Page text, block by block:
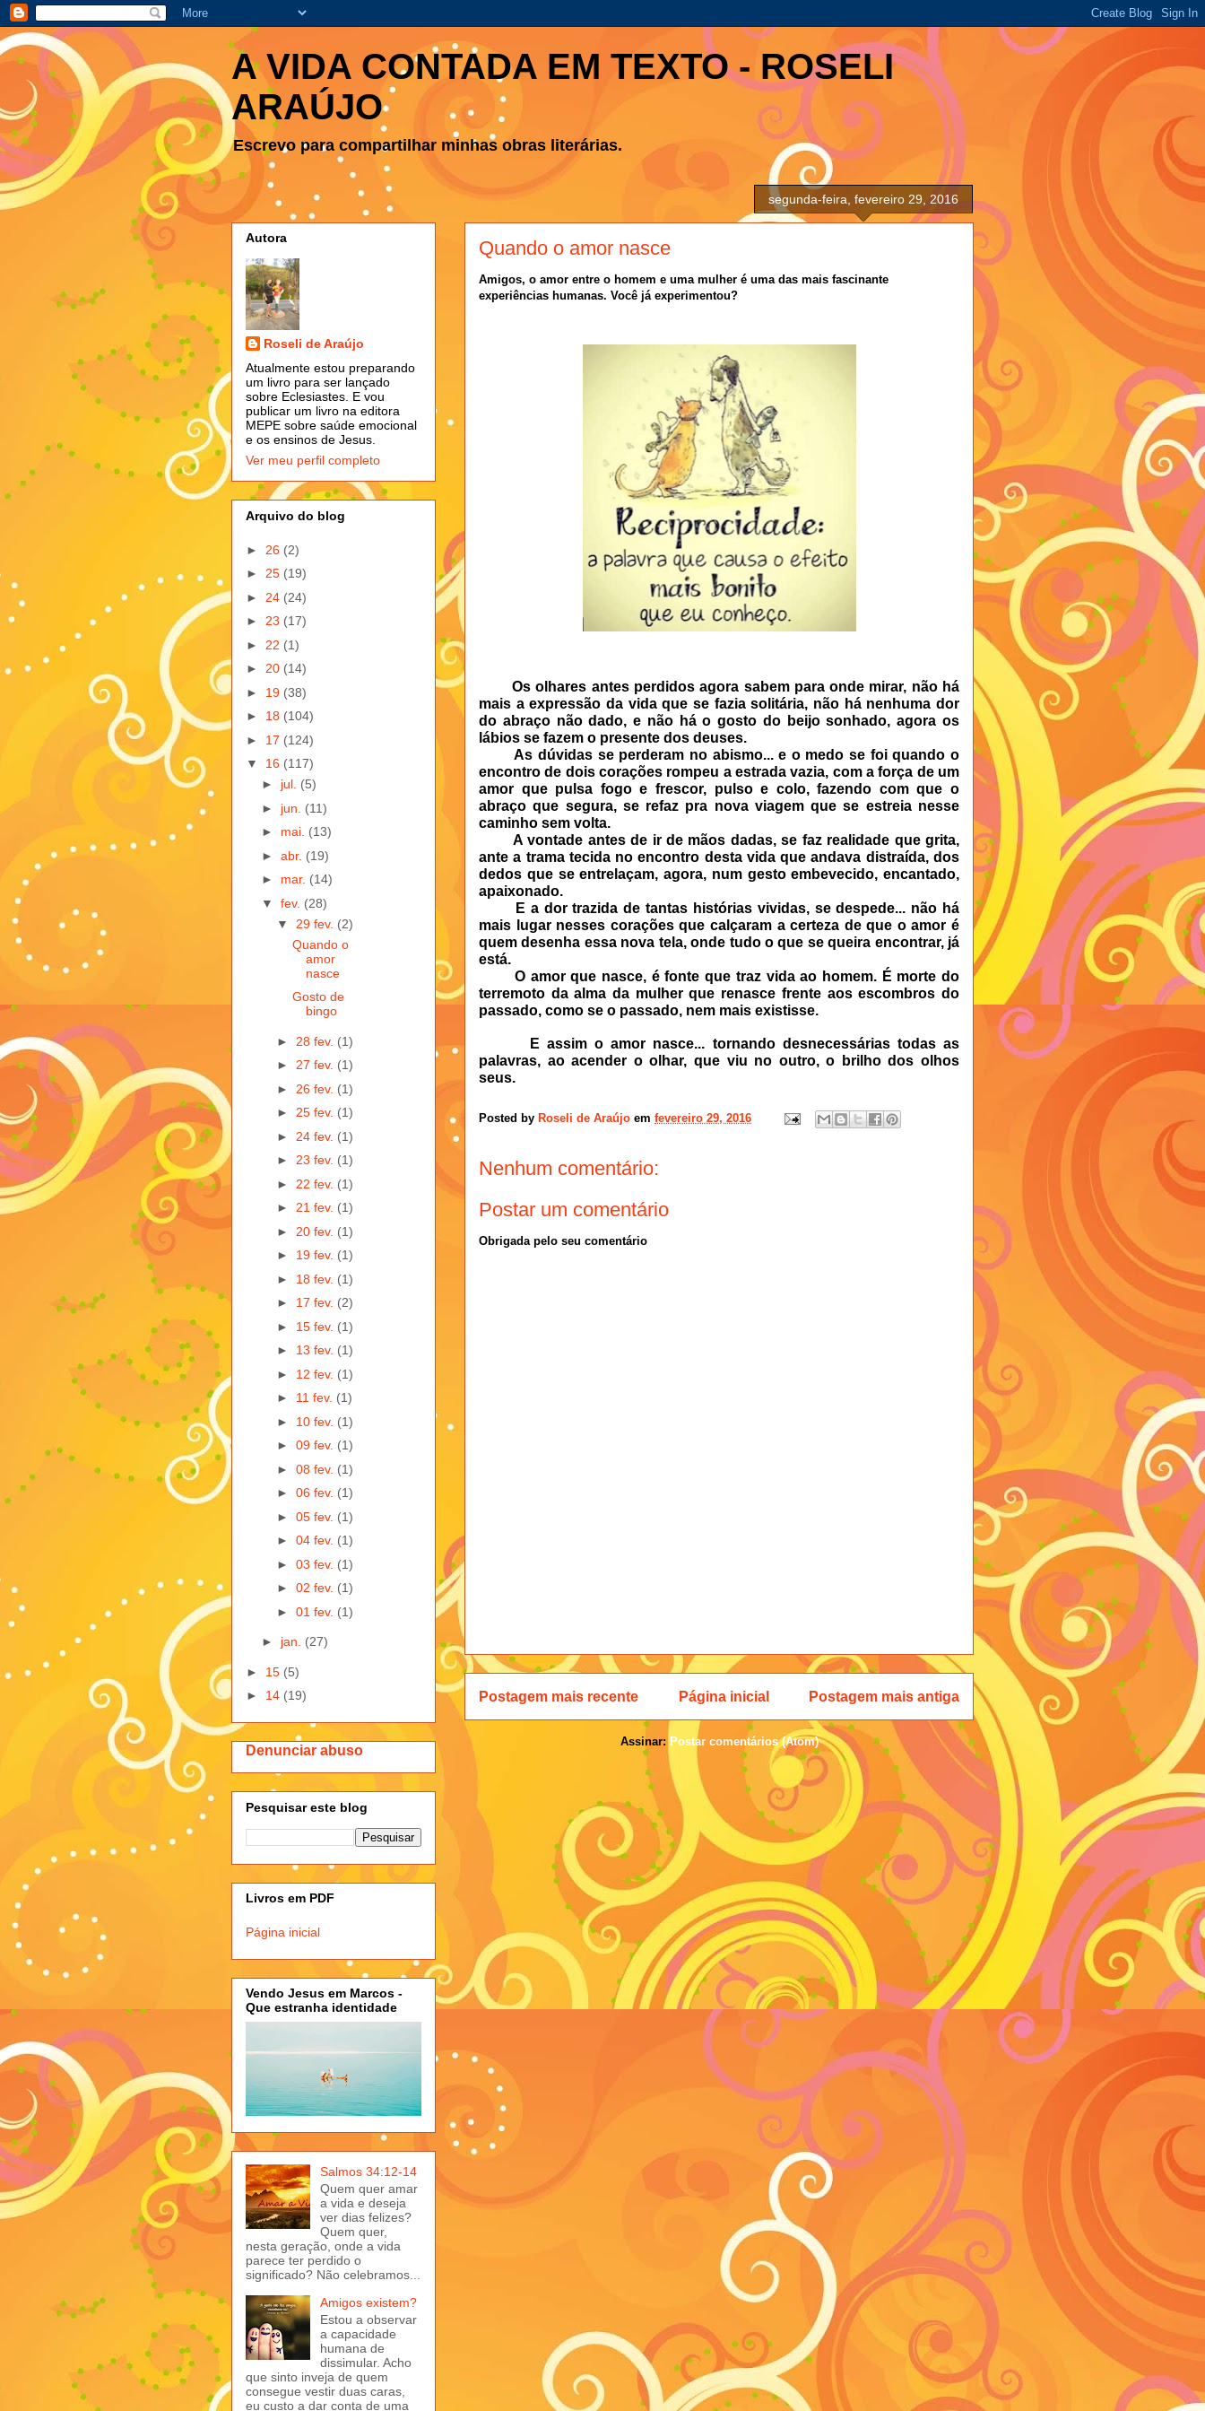
A VIDA CONTADA EM TEXTO - ROSELI
ARAÚJO
Escrevo para compartilhar minhas obras literárias.
segunda-feira, fevereiro 29, 2016
Quando o amor nasce
Amigos, o amor entre o homem e uma mulher é uma das mais fascinante
experiências humanas. Você já experimentou?
Os olhares antes perdidos agora sabem para onde mirar, não há
mais a expressão da vida que se fazia solitária, não há nenhuma dor
do abraço não dado, e não há o gosto do beijo sonhado, agora os
lábios se fazem o presente dos deuses.
As dúvidas se perderam no abismo... e o medo se foi quando o
encontro de dois corações rompeu a estrada vazia, com a força de um
amor que pulsa fogo e frescor, pulso e colo, fazendo com que o
abraço que segura, se refaz pra nova viagem que se estreia nesse
caminho sem volta.
A vontade antes de ir de mãos dadas, se faz realidade que grita,
ante a trama tecida no encontro desta vida que andava distraída, dos
dedos que se entrelaçam, agora, num gesto embevecido, encantado,
apaixonado.
E a dor trazida de tantas histórias vividas, se despede... não há
mais lugar nesses corações que calçaram a certeza de que o amor é
quem desenha essa nova tela, onde tudo o que se queira encontrar, já
está.
O amor que nasce, é fonte que traz vida ao homem. É morte do
terremoto da alma da mulher que renasce frente aos escombros do
passado, como se o passado, nem mais existisse.
E assim o amor nasce... tornando desnecessárias todas as
palavras, ao acender o olhar, que viu no outro, o brilho dos olhos
seus.
Posted by Roseli de Araújo em fevereiro 29, 2016
Nenhum comentário:
Postar um comentário
Obrigada pelo seu comentário
Postagem mais recente Postagem mais antiga
Página inicial
Assinar: Postar comentários (Atom)
Autora
Roseli de Araújo
Atualmente estou preparando
um livro para ser lançado
sobre Eclesiastes. E vou
publicar um livro na editora
MEPE sobre saúde emocional
e os ensinos de Jesus.
Ver meu perfil completo
Arquivo do blog
► 26 (2)
► 25 (19)
► 24 (24)
► 23 (17)
► 22 (1)
► 20 (14)
► 19 (38)
► 18 (104)
► 17 (124)
▼ 16 (117)
► jul. (5)
► jun. (11)
► mai. (13)
► abr. (19)
► mar. (14)
▼ fev. (28)
▼ 29 fev. (2)
Quando o
amor
nasce
Gosto de
bingo
► 28 fev. (1)
► 27 fev. (1)
► 26 fev. (1)
► 25 fev. (1)
► 24 fev. (1)
► 23 fev. (1)
► 22 fev. (1)
► 21 fev. (1)
► 20 fev. (1)
► 19 fev. (1)
► 18 fev. (1)
► 17 fev. (2)
► 15 fev. (1)
► 13 fev. (1)
► 12 fev. (1)
► 11 fev. (1)
► 10 fev. (1)
► 09 fev. (1)
► 08 fev. (1)
► 06 fev. (1)
► 05 fev. (1)
► 04 fev. (1)
► 03 fev. (1)
► 02 fev. (1)
► 01 fev. (1)
► jan. (27)
► 15 (5)
► 14 (19)
Denunciar abuso
Pesquisar este blog
Livros em PDF
Página inicial
Vendo Jesus em Marcos -
Que estranha identidade
Salmos 34:12-14
Quem quer amar
a vida e deseja
ver dias felizes?
Quem quer,
nesta geração, onde a vida
parece ter perdido o
significado? Não celebramos...
Amigos existem?
Estou a observar
a capacidade
humana de
dissimular. Acho
que sinto inveja de quem
consegue vestir duas caras,
eu custo a dar conta de uma